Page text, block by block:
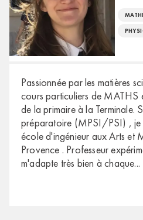
Passionnée par les matières
cours particuliers de
de la primaire à la Terminale.
préparatoire (MPSI/PSI) , je
école d'ingénieur aux Arts et
Provence . Professeur
m'adapte très bien à chaque...